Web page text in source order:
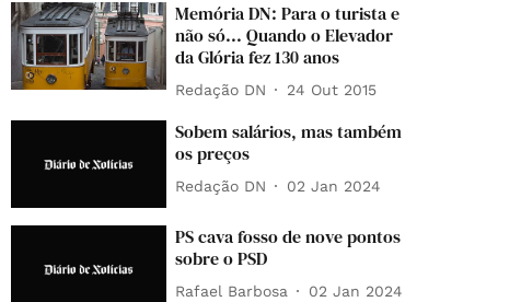
Memória DN: Para o turista e
não só... Quando o Elevador
da Glória fez 130 anos
Redação DN 24 Out 2015
Sobem salários, mas também
os preços
Redação DN 02 Jan 2024
PS cava fosso de nove pontos
sobre o PSD
Rafael Barbosa 02 Jan 2024